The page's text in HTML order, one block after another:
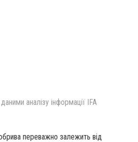
аналізу інформації IFA
переважно залежить від